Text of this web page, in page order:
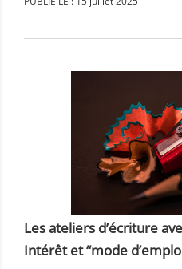
Les ateliers d’écriture
Intérêt et “mode